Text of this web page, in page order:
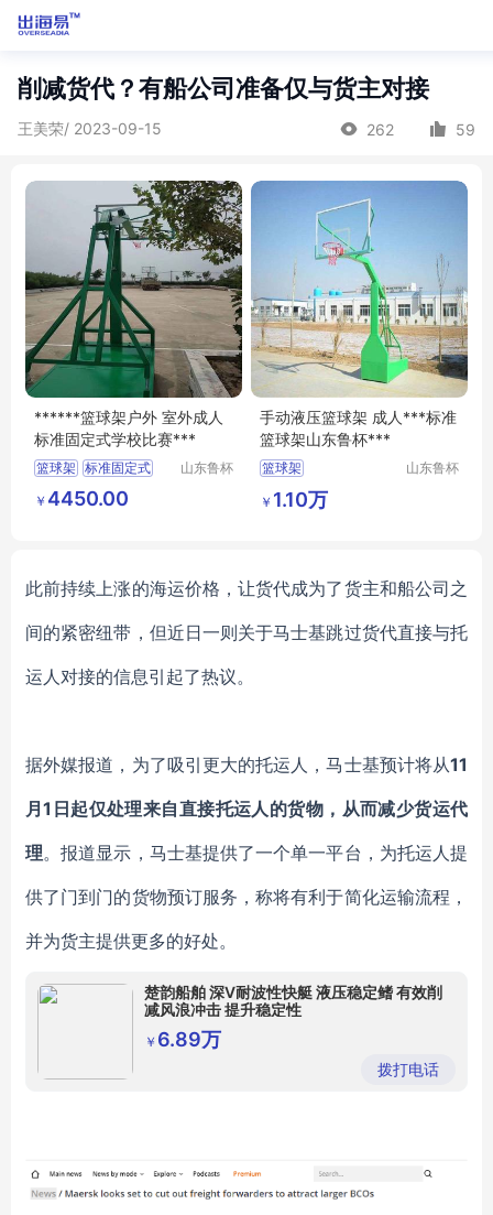
削减货代？有船公司准备仅与货主对接
王美荣/ 2023-09-15 262 59
******篮球架户外 室外成人
标准固定式学校比赛***
篮球架 标准固定式
室外篮球架
山东鲁杯
￥ 4450.00
手动液压篮球架 成人***标准
篮球架山东鲁杯***
篮球架
手动液压篮球架
山东鲁杯
￥ 1.10万
此前持续上涨的海运价格，让货代成为了货主和船公司之
间的紧密纽带，但近日一则关于马士基跳过货代直接与托
运人对接的信息引起了热议。
据外媒报道，为了吸引更大的托运人，马士基预计将从11
月1日起仅处理来自直接托运人的货物，从而减少货运代
理。报道显示，马士基提供了一个单一平台，为托运人提
供了门到门的货物预订服务，称将有利于简化运输流程，
并为货主提供更多的好处。
楚韵船舶 深V耐波性快艇 液压稳定鳍 有效削
减风浪冲击 提升稳定性
￥ 6.89万
拨打电话